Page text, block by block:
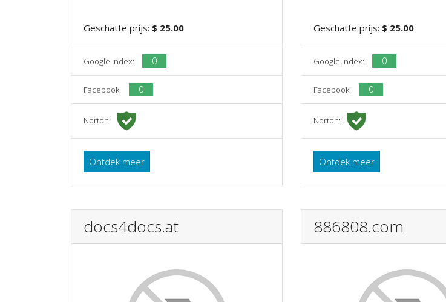
Geschatte prijs: $ 25.00
Google Index: 0
Facebook: 0
Norton:
Ontdek meer
Geschatte prijs: $ 25.00
Google Index: 0
Facebook: 0
Norton:
Ontdek meer
docs4docs.at 886808.com